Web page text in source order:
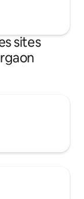
sites